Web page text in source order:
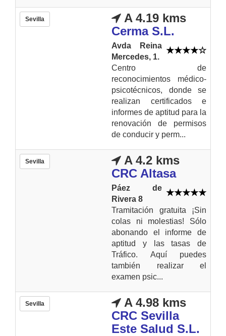
Sevilla
A 4.19 kms
Cerma S.L.
Avda Reina
Mercedes, 1.
Centro de
reconocimientos médico-
psicotécnicos, donde se
realizan certificados e
informes de aptitud para la
renovación de permisos
de conducir y perm...
Sevilla
A 4.2 kms
CRC Altasa
Páez de
Rivera 8
Tramitación gratuita ¡Sin
colas ni molestias! Sólo
abonando el informe de
aptitud y las tasas de
Tráfico. Aquí puedes
también realizar el
examen psic...
Sevilla
A 4.98 kms
CRC Sevilla
Este Salud S.L.